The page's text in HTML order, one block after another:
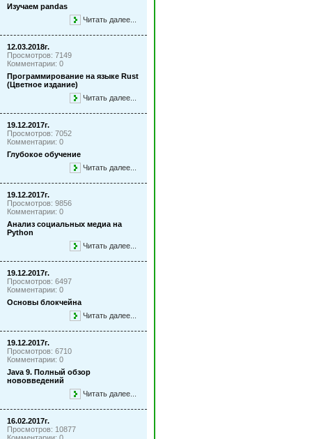
Изучаем pandas
Читать далее...
12.03.2018г.
Просмотров: 7149
Комментарии: 0
Программирование на языке Rust
(Цветное издание)
Читать далее...
19.12.2017г.
Просмотров: 7052
Комментарии: 0
Глубокое обучение
Читать далее...
19.12.2017г.
Просмотров: 9856
Комментарии: 0
Анализ социальных медиа на
Python
Читать далее...
19.12.2017г.
Просмотров: 6497
Комментарии: 0
Основы блокчейна
Читать далее...
19.12.2017г.
Просмотров: 6710
Комментарии: 0
Java 9. Полный обзор
нововведений
Читать далее...
16.02.2017г.
Просмотров: 10877